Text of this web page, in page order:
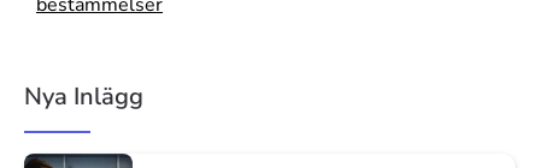
bestämmelser
Nya Inlägg